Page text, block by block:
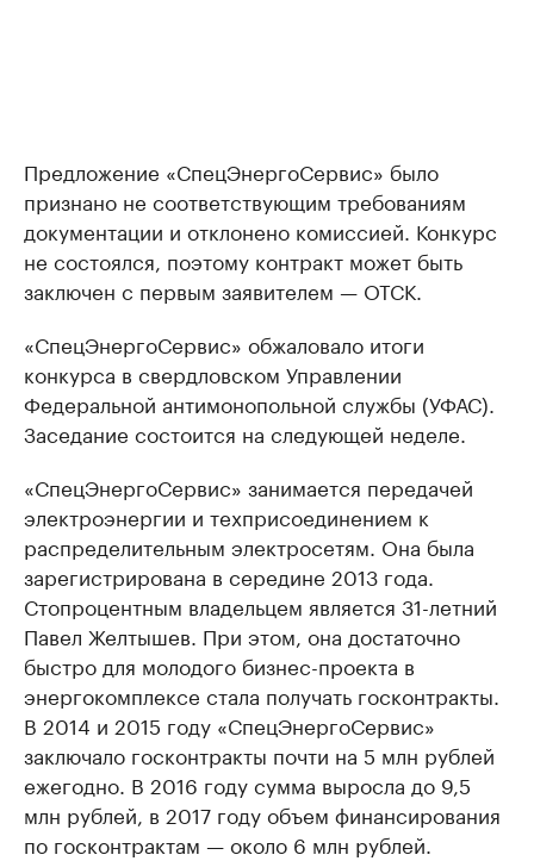
Предложение «СпецЭнергоСервис» было
признано не соответствующим требованиям
документации и отклонено комиссией. Конкурс
не состоялся, поэтому контракт может быть
заключен с первым заявителем — ОТСК.
«СпецЭнергоСервис» обжаловало итоги
конкурса в свердловском Управлении
Федеральной антимонопольной службы (УФАС).
Заседание состоится на следующей неделе.
«СпецЭнергоСервис» занимается передачей
электроэнергии и техприсоединением к
распределительным электросетям. Она была
зарегистрирована в середине 2013 года.
Стопроцентным владельцем является 31-летний
Павел Желтышев. При этом, она достаточно
быстро для молодого бизнес-проекта в
энергокомплексе стала получать госконтракты.
В 2014 и 2015 году «СпецЭнергоСервис»
заключало госконтракты почти на 5 млн рублей
ежегодно. В 2016 году сумма выросла до 9,5
млн рублей, в 2017 году объем финансирования
по госконтрактам — около 6 млн рублей.